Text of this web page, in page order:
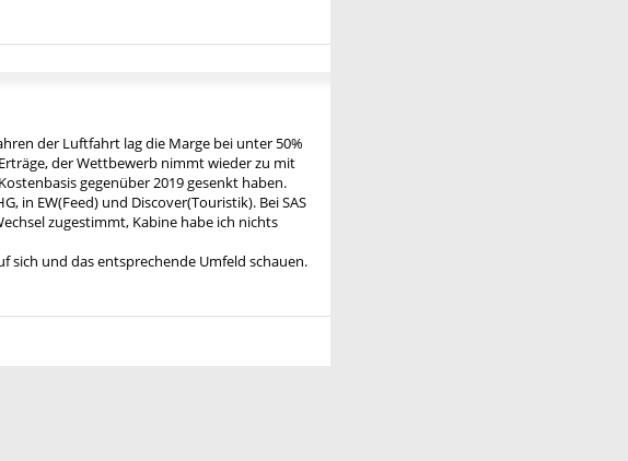
der Luftfahrt lag die Marge bei unter 50%
der Wettbewerb nimmt wieder zu mit
gegenüber 2019 gesenkt haben.
in EW(Feed) und Discover(Touristik). Bei SAS
zugestimmt, Kabine habe ich nichts
sich und das entsprechende Umfeld schauen.